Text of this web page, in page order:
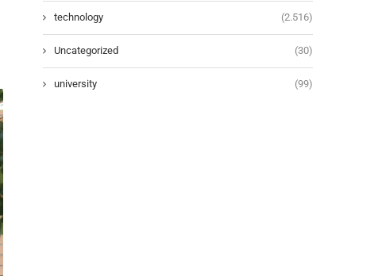
technology (2.516)
Uncategorized (30)
university (99)